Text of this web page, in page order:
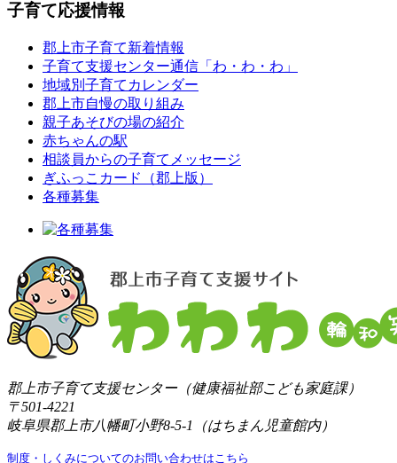
子育て応援情報
郡上市子育て新着情報
子育て支援センター通信「わ・わ・わ」
地域別子育てカレンダー
郡上市自慢の取り組み
親子あそびの場の紹介
赤ちゃんの駅
相談員からの子育てメッセージ
ぎふっこカード（郡上版）
各種募集
郡上市子育て支援センター（健康福祉部こども家庭課）
〒501-4221
岐阜県郡上市八幡町小野8-5-1（はちまん児童館内）
制度・しくみについてのお問い合わせはこちら